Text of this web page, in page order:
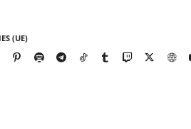
(UE)